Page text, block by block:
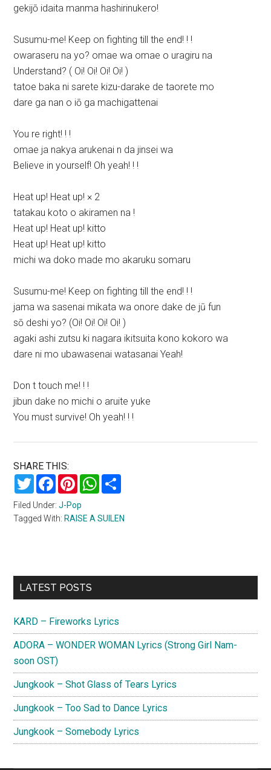
gekijō idaita manma hashirinukero!
Susumu-me! Keep on fighting till the end! ! !
owaraseru na yo? omae wa omae o uragiru na
Understand? ( Oi! Oi! Oi! Oi! )
tatoe baka ni sarete kizu-darake de taorete mo
dare ga nan o iō ga machigattenai
You re right! ! !
omae ja nakya arukenai n da jinsei wa
Believe in yourself! Oh yeah! ! !
Heat up! Heat up! × 2
tatakau koto o akiramen na !
Heat up! Heat up! kitto
Heat up! Heat up! kitto
michi wa doko made mo akaruku somaru
Susumu-me! Keep on fighting till the end! ! !
jama wa sasenai mikata wa onore dake de jū fun
sō deshi yo? (Oi! Oi! Oi! Oi! )
agaki ashi zutsu ki nagara ikitsuita kono kokoro wa
dare ni mo ubawasenai watasanai Yeah!
Don t touch me! ! !
jibun dake no michi o aruite yuke
You must survive! Oh yeah! ! !
SHARE THIS:
TwitterFacebookPinterestWhatsApp
Filed Under:J-Pop
Tagged With: RAISE A SUILEN
Primary
LATEST POSTS
KARD – Fireworks Lyrics
ADORA – WONDER WOMAN Lyrics (Strong Girl Nam-
soon OST)
Jungkook – Shot Glass of Tears Lyrics
Jungkook – Too Sad to Dance Lyrics
Jungkook – Somebody Lyrics